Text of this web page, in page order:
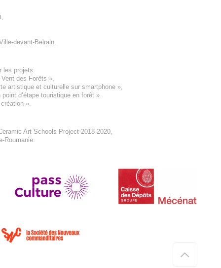
de
,
devant-Belrain.
les projets
des Forêts »,
artistique et culturelle sur smartphone »,
point d’étape touristique en forêt »
création ».
Art Schools Project 2018-2020,
Roumanie.